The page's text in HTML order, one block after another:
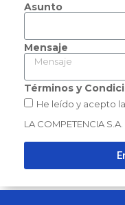
Asunto
Mensaje
Términos y
He leído y acepto la
LA COMPETENCIA S.A.